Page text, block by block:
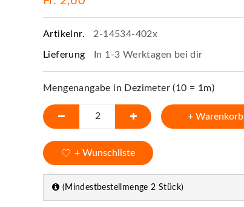
Artikelnr. 2-14534-402x
Lieferung In 1-3 Werktagen bei dir
Mengenangabe in Dezimeter (10 = 1m)
+ Warenkorb
+ Wunschliste
(Mindestbestellmenge 2 Stück)